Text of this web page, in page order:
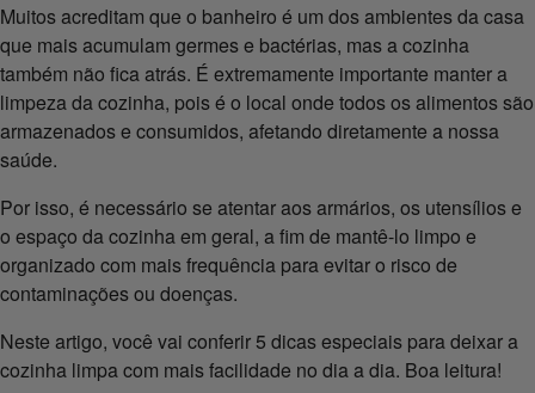
Muitos acreditam que o banheiro é um dos ambientes da casa
que mais acumulam germes e bactérias, mas a cozinha
também não fica atrás. É extremamente importante manter a
limpeza da cozinha, pois é o local onde todos os alimentos são
armazenados e consumidos, afetando diretamente a nossa
saúde.
Por isso, é necessário se atentar aos armários, os utensílios e
o espaço da cozinha em geral, a fim de mantê-lo limpo e
organizado com mais frequência para evitar o risco de
contaminações ou doenças.
Neste artigo, você vai conferir 5 dicas especiais para deixar a
cozinha limpa com mais facilidade no dia a dia. Boa leitura!